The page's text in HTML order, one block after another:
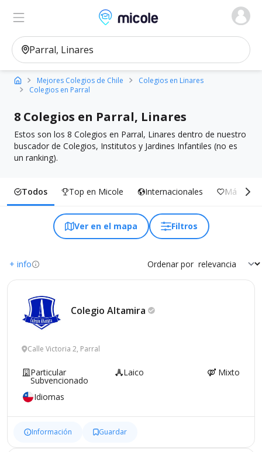
Micole, buscador de colegios
Ver en el mapa
Mejores Colegios de Chile
Colegios en Linares
Colegios en Parral
8 Colegios en Parral, Linares
Estos son los 8 Colegios en Parral, Linares dentro de nuestro
buscador de Colegios, Institutos y Jardines Infantiles (no es
un ranking).
Todos Top en Micole Internacionales Más
Ver en el mapa Filtros
+ info Ordenar por
Colegio Altamira
Calle Victoria 2, Parral
Particular
Subvencionado
Laico Mixto
Idiomas
Información Guardar